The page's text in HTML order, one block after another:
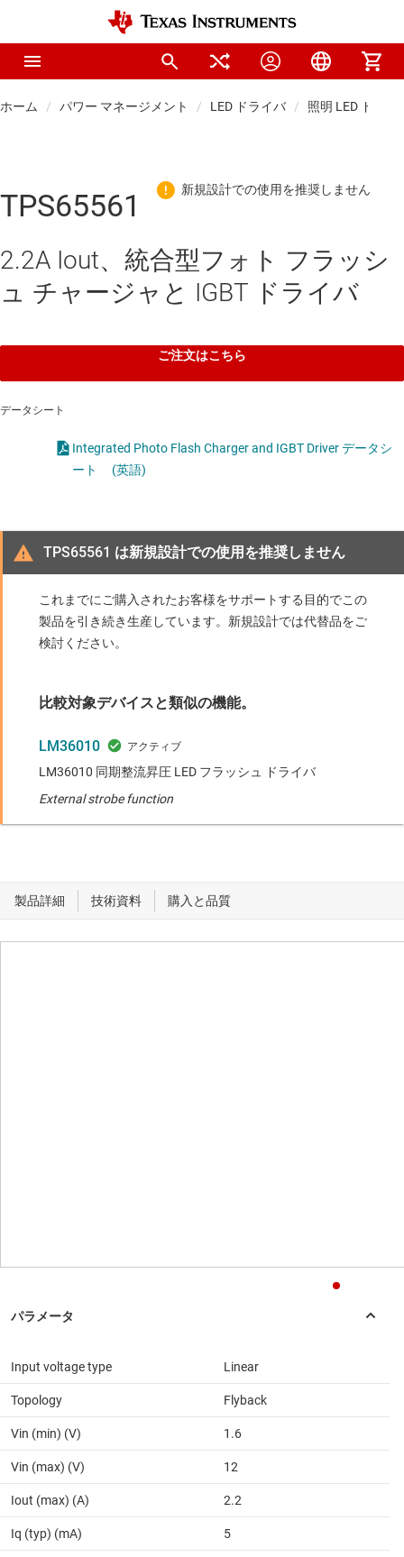
ホーム パワー マネージメント LED ドライバ 照明 LED ドライ
TPS65561
2.2A Iout、統合型フォト フラッシ
ュ チャージャと IGBT ドライバ
ご注文はこちら
データシート
Integrated Photo Flash Charger and IGBT Driver データシ
ート
(英語)
TPS65561 は新規設計での使用を推奨しません
これまでにご購入されたお客様をサポートする目的でこの
製品を引き続き生産しています。新規設計では代替品をご
検討ください。
比較対象デバイスと類似の機能。
LM36010
LM36010 同期整流昇圧 LED フラッシュ ドライバ
External strobe function
Input voltage type Linear
Topology Flyback
Vin (min) (V) 1.6
Vin (max) (V) 12
Iout (max) (A) 2.2
Iq (typ) (mA) 5